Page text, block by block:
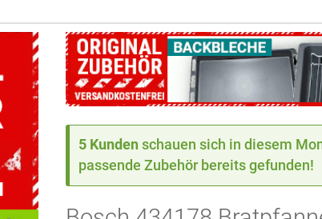
5 Kunden schauen sich in diesem
passende Zubehör bereits gefunden!